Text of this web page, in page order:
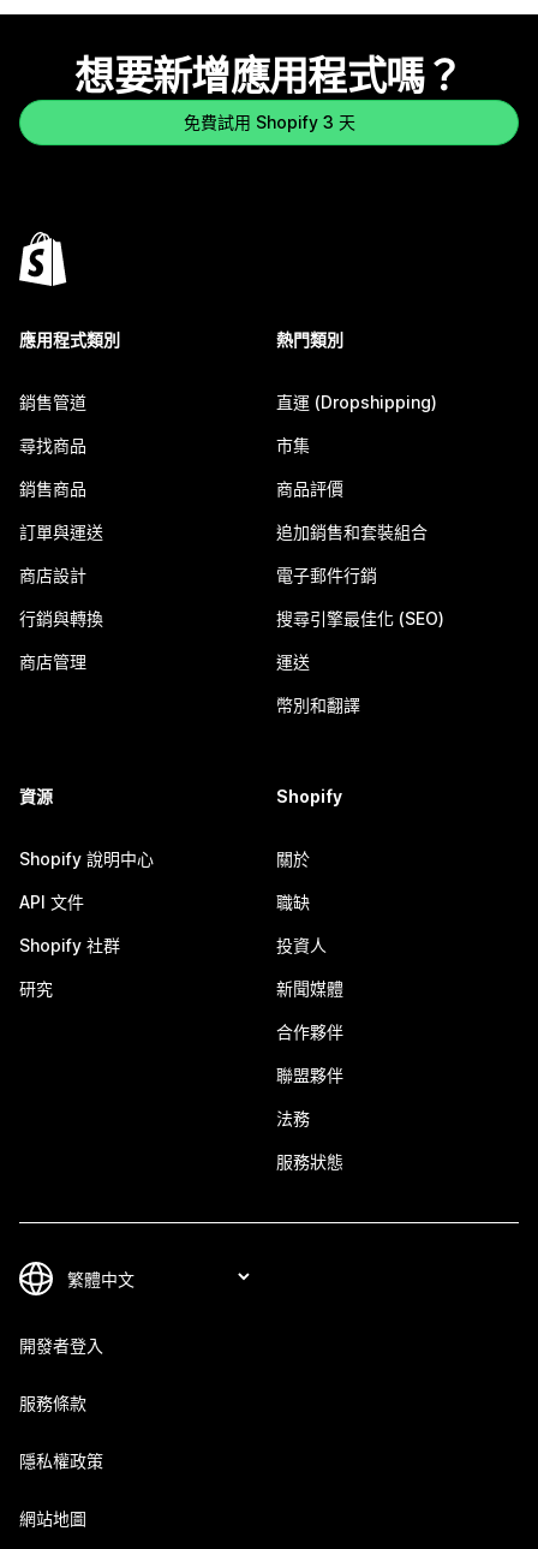
想要新增應用程式嗎？
免費試用 Shopify 3 天
應用程式類別
銷售管道
尋找商品
銷售商品
訂單與運送
商店設計
行銷與轉換
商店管理
熱門類別
直運 (Dropshipping)
市集
商品評價
追加銷售和套裝組合
電子郵件行銷
搜尋引擎最佳化 (SEO)
運送
幣別和翻譯
資源
Shopify 說明中心
API 文件
Shopify 社群
研究
Shopify
關於
職缺
投資人
新聞媒體
合作夥伴
聯盟夥伴
法務
服務狀態
開發者登入
服務條款
隱私權政策
網站地圖